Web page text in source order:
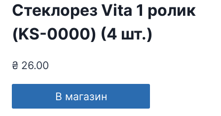
Стеклорез Vita 1 ролик
(KS-0000) (4 шт.)
₴ 26.00
В магазин